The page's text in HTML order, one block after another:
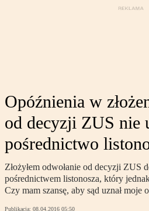
Opóźnienia w
od decyzji ZUS nie
pośrednictwo
Złożyłem odwołanie od decyzji ZUS
pośrednictwem listonosza, który
Czy mam szansę, aby sąd uznał moje
Publikacja: 08.04.2016 05:50